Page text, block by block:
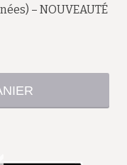
– NOUVEAUTÉ